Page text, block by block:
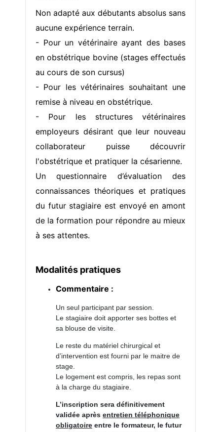
Non adapté aux débutants absolus sans
aucune expérience terrain.
- Pour un vétérinaire ayant des bases
en obstétrique bovine (stages effectués
au cours de son cursus)
- Pour les vétérinaires souhaitant une
remise à niveau en obstétrique.
- Pour les structures vétérinaires
employeurs désirant que leur nouveau
collaborateur puisse découvrir
l'obstétrique et pratiquer la césarienne.
Un questionnaire d’évaluation des
connaissances théoriques et pratiques
du futur stagiaire est envoyé en amont
de la formation pour répondre au mieux
à ses attentes.
Modalités pratiques
Commentaire :
Un seul participant par session.
Le stagiaire doit apporter ses bottes et
sa blouse de visite.
Le reste du matériel chirurgical et
d’intervention est fourni par le maitre de
stage.
Le logement est compris, les repas sont
à la charge du stagiaire.
L’inscription sera définitivement
validée aprèsentretien téléphonique
obligatoire entre le formateur, le futur